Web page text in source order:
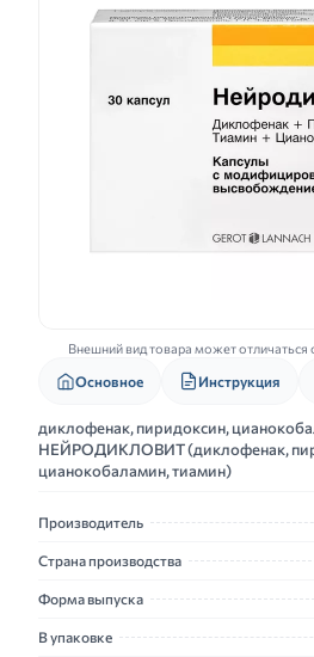
Внешний вид товара может отличаться
Основное Инструкция
диклофенак, пиридоксин,
НЕЙРОДИКЛОВИТ (диклофенак,
цианокобаламин, тиамин)
Производитель
Страна производства
Форма выпуска
В упаковке